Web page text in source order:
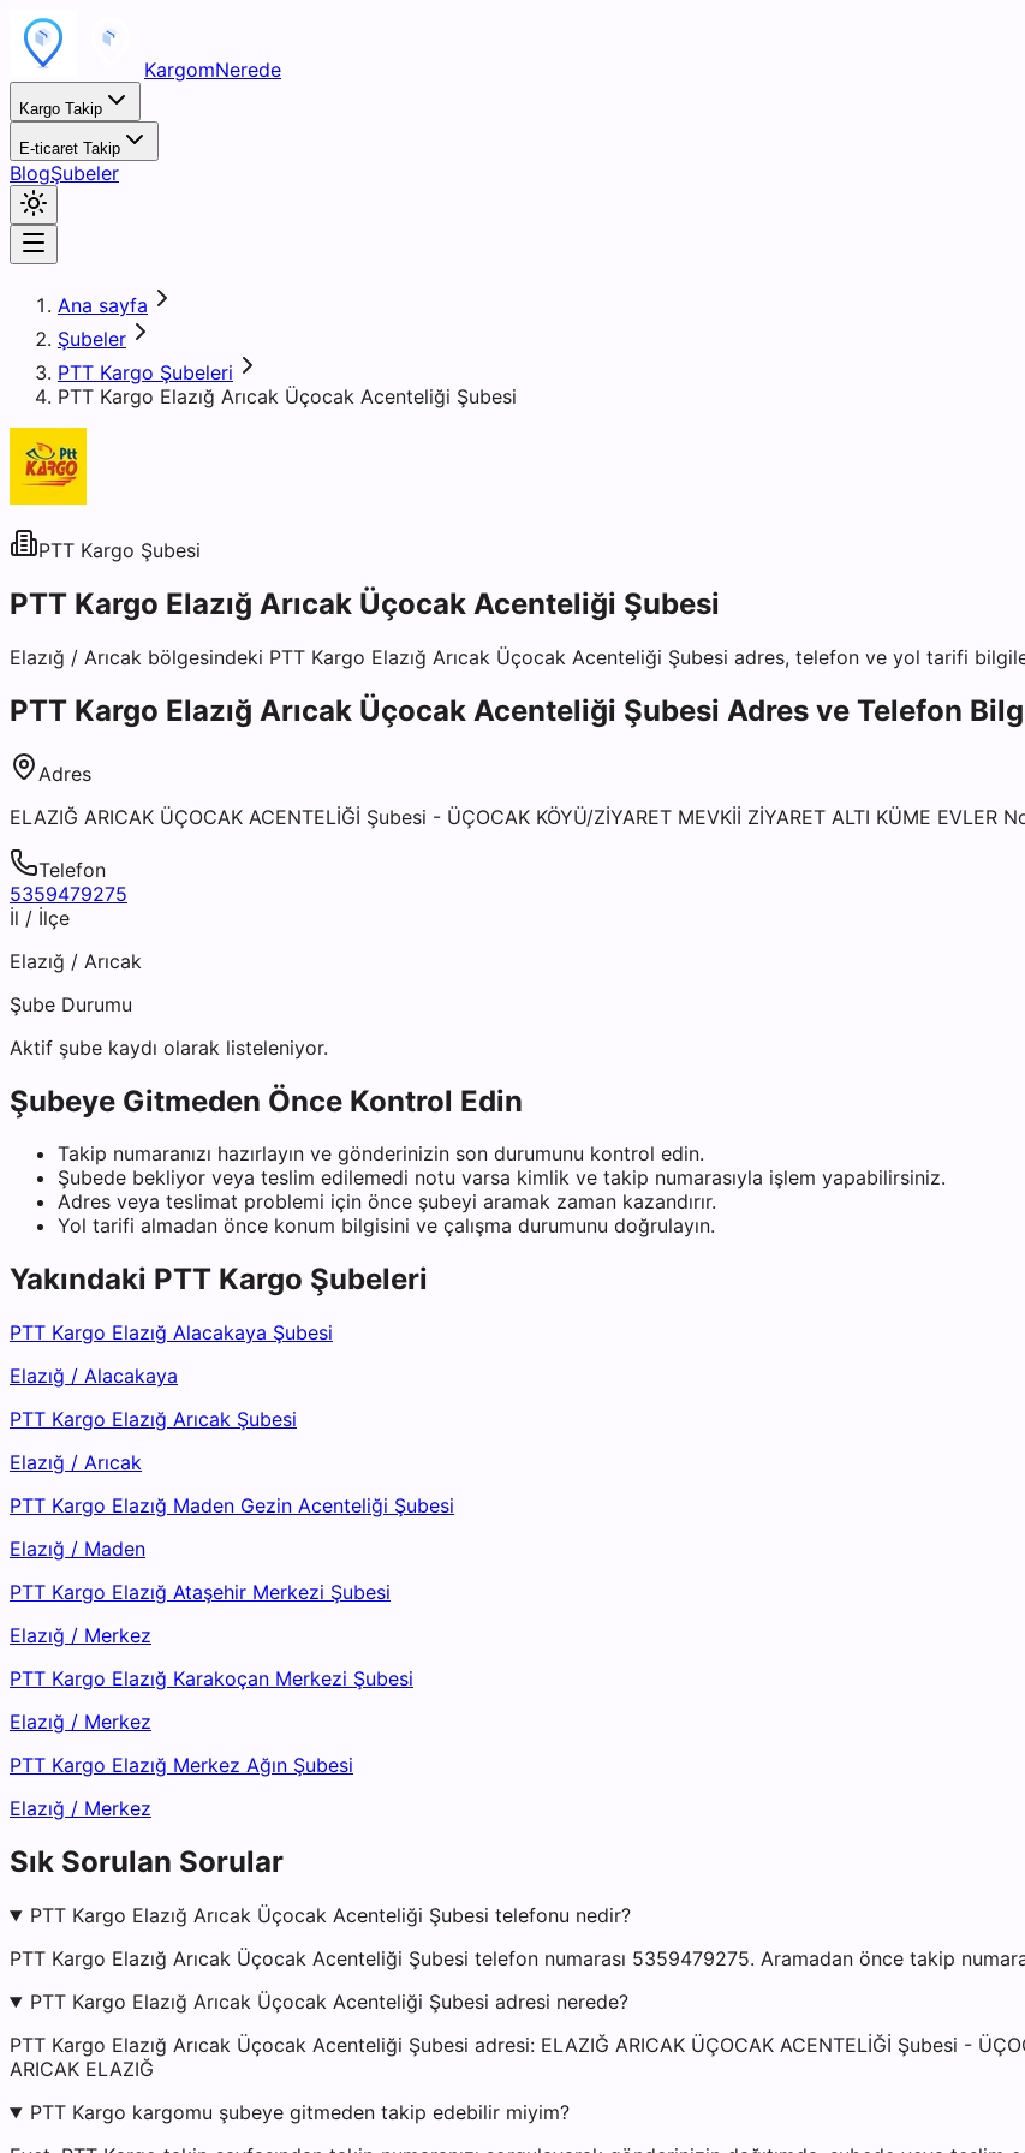
KargomNerede
Kargo Takip
E-ticaret Takip
BlogŞubeler
Ana sayfa
Şubeler
PTT Kargo Şubeleri
PTT Kargo Elazığ Arıcak Üçocak Acenteliği Şubesi
PTT Kargo Şubesi
PTT Kargo Elazığ Arıcak Üçocak Acenteliği Şubesi
Elazığ / Arıcak bölgesindeki PTT Kargo Elazığ Arıcak Üçocak Acenteliği Şubesi adres, telefon ve yol tarifi
PTT Kargo Elazığ Arıcak Üçocak Acenteliği Şubesi Adres ve Telefon
Adres
ELAZIĞ ARICAK ÜÇOCAK ACENTELİĞİ Şubesi - ÜÇOCAK KÖYÜ/ZİYARET MEVKİİ ZİYARET ALTI KÜME EVLER
Telefon
5359479275
İl / İlçe
Elazığ / Arıcak
Şube Durumu
Aktif şube kaydı olarak listeleniyor.
Şubeye Gitmeden Önce Kontrol Edin
Takip numaranızı hazırlayın ve gönderinizin son durumunu kontrol edin.
Şubede bekliyor veya teslim edilemedi notu varsa kimlik ve takip numarasıyla işlem yapabilirsiniz.
Adres veya teslimat problemi için önce şubeyi aramak zaman kazandırır.
Yol tarifi almadan önce konum bilgisini ve çalışma durumunu doğrulayın.
Yakındaki PTT Kargo Şubeleri
PTT Kargo Elazığ Alacakaya Şubesi
Elazığ / Alacakaya
PTT Kargo Elazığ Arıcak Şubesi
Elazığ / Arıcak
PTT Kargo Elazığ Maden Gezin Acenteliği Şubesi
Elazığ / Maden
PTT Kargo Elazığ Ataşehir Merkezi Şubesi
Elazığ / Merkez
PTT Kargo Elazığ Karakoçan Merkezi Şubesi
Elazığ / Merkez
PTT Kargo Elazığ Merkez Ağın Şubesi
Elazığ / Merkez
Sık Sorulan Sorular
PTT Kargo Elazığ Arıcak Üçocak Acenteliği Şubesi telefonu nedir?
PTT Kargo Elazığ Arıcak Üçocak Acenteliği Şubesi telefon numarası 5359479275. Aramadan önce takip
PTT Kargo Elazığ Arıcak Üçocak Acenteliği Şubesi adresi nerede?
PTT Kargo Elazığ Arıcak Üçocak Acenteliği Şubesi adresi: ELAZIĞ ARICAK ÜÇOCAK ACENTELİĞİ Şubesi -
ARICAK ELAZIĞ
PTT Kargo kargomu şubeye gitmeden takip edebilir miyim?